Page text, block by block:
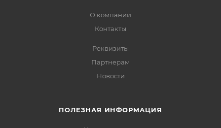
О компании
Контакты
Реквизиты
Партнерам
Новости
ПОЛЕЗНАЯ ИНФОРМАЦИЯ